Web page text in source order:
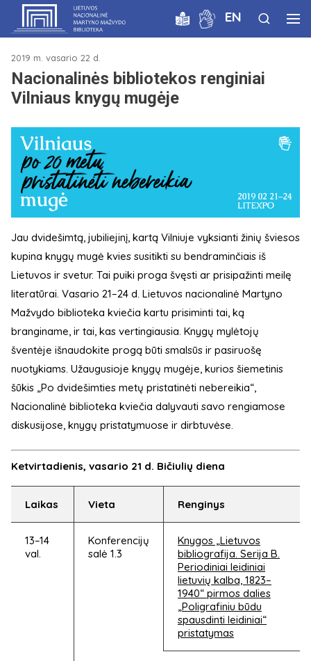
EN
2019 m. vasario 22 d.
Nacionalinės bibliotekos renginiai
Vilniaus knygų mugėje
Jau dvidešimtą, jubiliejinį, kartą Vilniuje vyksianti žinių šviesos
kupina knygų mugė kvies susitikti su bendraminčiais iš
Lietuvos ir svetur. Tai puiki proga švęsti ar prisipažinti meilę
literatūrai. Vasario 21–24 d. Lietuvos nacionalinė Martyno
Mažvydo biblioteka kviečia kartu prisiminti tai, ką
branginame, ir tai, kas vertingiausia. Knygų mylėtojų
šventėje išnaudokite progą būti smalsūs ir pasiruošę
nuotykiams. Užaugusioje knygų mugėje, kurios šiemetinis
šūkis „Po dvidešimties metų pristatinėti nebereikia“,
Nacionalinė biblioteka kviečia dalyvauti savo rengiamose
diskusijose, knygų pristatymuose ir dirbtuvėse.
Ketvirtadienis, vasario 21 d. Bičiulių diena
Laikas Vieta Renginys
13–14
val.
Konferencijų
salė 1.3
Knygos „Lietuvos
bibliografija. Serija B.
Periodiniai leidiniai
lietuvių kalba, 1823–
1940“ pirmos dalies
„Poligrafiniu būdu
spausdinti leidiniai“
pristatymas